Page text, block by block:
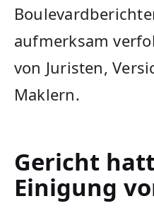
aufmerksam
von Juristen,
Maklern.
Gericht
Einigung